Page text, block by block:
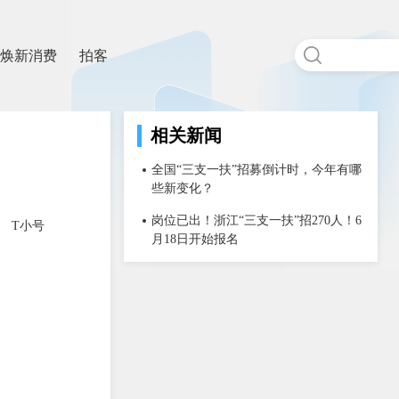
焕新消费 拍客
T小号
相关新闻
全国“三支一扶”招募倒计时，今年有哪
些新变化？
岗位已出！浙江“三支一扶”招270人！6
月18日开始报名